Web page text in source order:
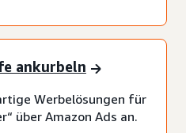
ankurbeln
Werbelösungen für
über Amazon Ads an.